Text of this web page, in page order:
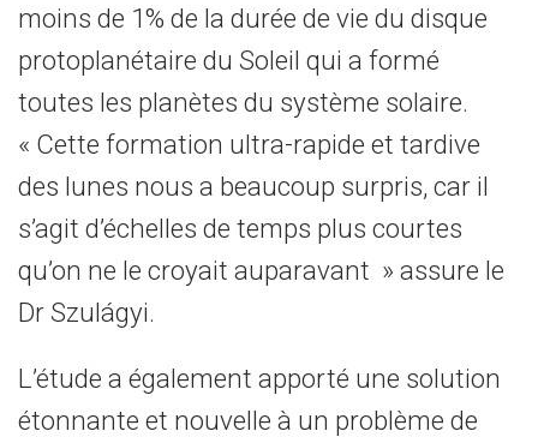
moins de 1% de la durée de vie du disque
protoplanétaire du Soleil qui a formé
toutes les planètes du système solaire.
« Cette formation ultra-rapide et tardive
des lunes nous a beaucoup surpris, car il
s’agit d’échelles de temps plus courtes
qu’on ne le croyait auparavant » assure le
Dr Szulágyi.
L’étude a également apporté une solution
étonnante et nouvelle à un problème de